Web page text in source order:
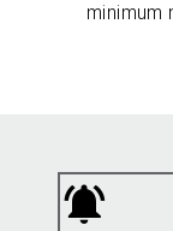
minimum